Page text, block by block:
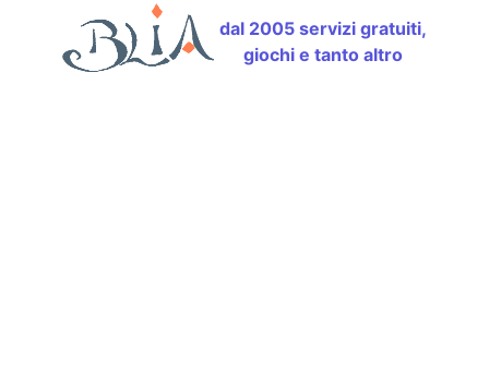
dal 2005 servizi gratuiti,
giochi e tanto altro